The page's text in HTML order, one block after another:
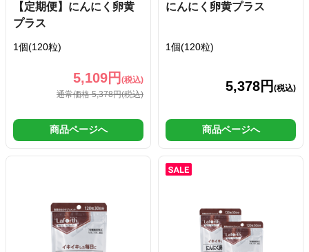
【定期便】にんにく卵黄
プラス
1個(120粒)
5,109円 (税込)
通常価格 5,378円(税込)
商品ページへ
にんにく卵黄プラス
1個(120粒)
5,378円 (税込)
商品ページへ